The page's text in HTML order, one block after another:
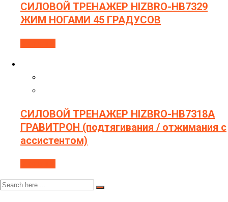
СИЛОВОЙ ТРЕНАЖЕР HIZBRO-HB7329
ЖИМ НОГАМИ 45 ГРАДУСОВ
СИЛОВОЙ ТРЕНАЖЕР HIZBRO-HB7318A
ГРАВИТРОН (подтягивания / отжимания с
ассистентом)